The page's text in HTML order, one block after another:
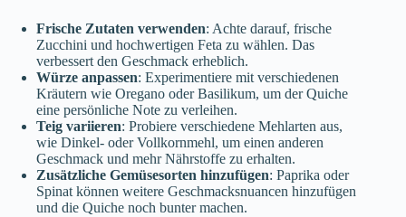
Frische Zutaten verwenden: Achte darauf, frische
Zucchini und hochwertigen Feta zu wählen. Das
verbessert den Geschmack erheblich.
Würze anpassen: Experimentiere mit verschiedenen
Kräutern wie Oregano oder Basilikum, um der Quiche
eine persönliche Note zu verleihen.
Teig variieren: Probiere verschiedene Mehlarten aus,
wie Dinkel- oder Vollkornmehl, um einen anderen
Geschmack und mehr Nährstoffe zu erhalten.
Zusätzliche Gemüsesorten hinzufügen: Paprika oder
Spinat können weitere Geschmacksnuancen hinzufügen
und die Quiche noch bunter machen.